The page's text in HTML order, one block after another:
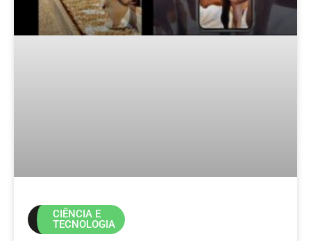
CIÊNCIA E
TECNOLOGIA